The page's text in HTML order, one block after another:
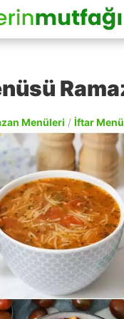
Menüleri / İftar